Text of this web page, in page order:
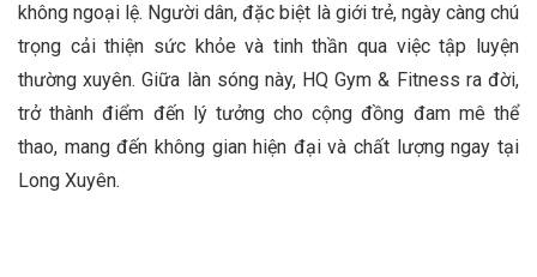
không ngoại lệ. Người dân, đặc biệt là giới trẻ, ngày càng chú
trọng cải thiện sức khỏe và tinh thần qua việc tập luyện
thường xuyên. Giữa làn sóng này, HQ Gym & Fitness ra đời,
trở thành điểm đến lý tưởng cho cộng đồng đam mê thể
thao, mang đến không gian hiện đại và chất lượng ngay tại
Long Xuyên.